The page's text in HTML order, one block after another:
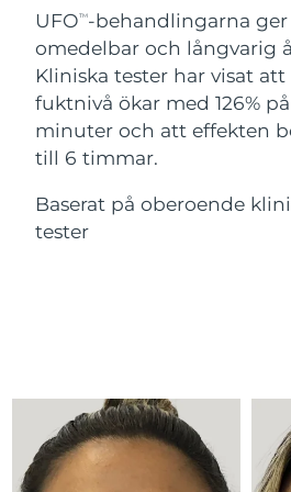
UFOTM-behandlingarna
omedelbar och långvarig
Kliniska tester har visat
fuktnivå ökar med 126%
minuter och att effekten
till 6 timmar.
Baserat på oberoende
tester
For healthy hair
18% PAP
Kosmetika
Handla allt
Israel
Italien
Japan
Jersey
Libanon
Litauen